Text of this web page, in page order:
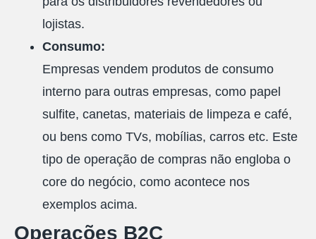
lojistas.
Consumo:
Empresas vendem produtos de consumo
interno para outras empresas, como papel
sulfite, canetas, materiais de limpeza e café,
ou bens como TVs, mobílias, carros etc. Este
tipo de operação de compras não engloba o
core do negócio, como acontece nos
exemplos acima.
Operações B2C